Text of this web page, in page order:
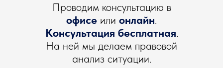
Проводим консультацию в
офисе или онлайн.
Консультация бесплатная.
На ней мы делаем правовой
анализ ситуации.